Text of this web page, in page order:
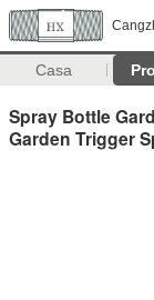
Casa
Spray Bottle
Garden Trigger